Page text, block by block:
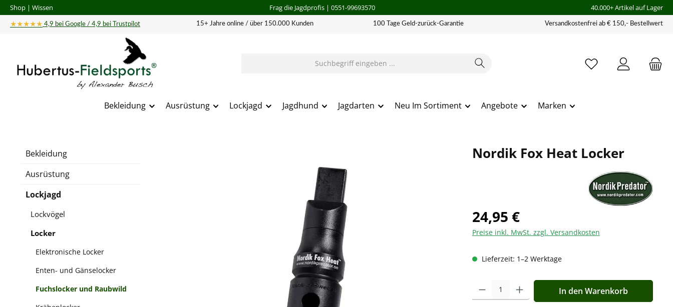
Hauptinhalt springen
Zur Suche springen
Zur Hauptnavigation springen
Shop | Wissen Frag die Jagdprofis| 0551-99693570 40.000+ Artikel auf Lager
★★★★★ 4,9 bei Google / 4,9 bei Trustpilot 15+ Jahre online / über 150.000 Kunden 100 Tage Geld-zurück-Garantie Versandkostenfrei ab € 150,- Bestellwert
Bekleidung Ausrüstung Lockjagd Jagdhund Jagdarten Neu Im Sortiment Angebote Marken
Bekleidung
Ausrüstung
Lockjagd
Lockvögel
Locker
Elektronische Locker
Enten- und Gänselocker
Fuchslocker und Raubwild
Nordik Fox Heat Locker
24,95 €
Preise inkl. MwSt. zzgl. Versandkosten
Lieferzeit: 1–2 Werktage
Produkt Anzahl: Gib den gewünschten Wert ein oder
In den Warenkorb